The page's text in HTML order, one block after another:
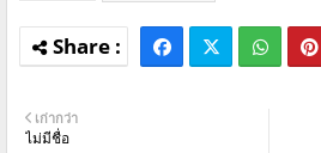
เก่ากว่า
ไม่มีชื่อ